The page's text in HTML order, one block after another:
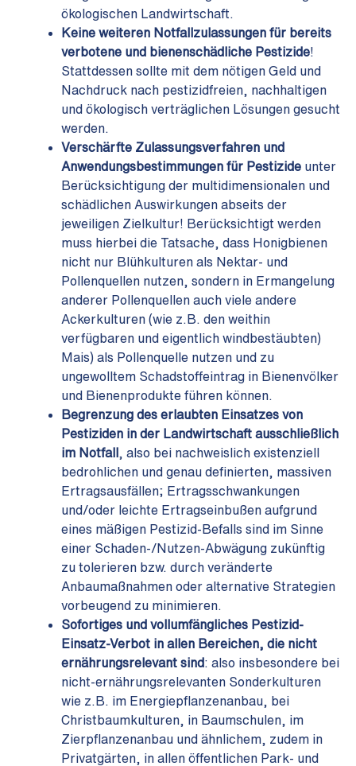
ökologischen Landwirtschaft.
Keine weiteren Notfallzulassungen für bereits
verbotene und bienenschädliche Pestizide!
Stattdessen sollte mit dem nötigen Geld und
Nachdruck nach pestizidfreien, nachhaltigen
und ökologisch verträglichen Lösungen gesucht
werden.
Verschärfte Zulassungsverfahren und
Anwendungsbestimmungen für Pestizide unter
Berücksichtigung der multidimensionalen und
schädlichen Auswirkungen abseits der
jeweiligen Zielkultur! Berücksichtigt werden
muss hierbei die Tatsache, dass Honigbienen
nicht nur Blühkulturen als Nektar- und
Pollenquellen nutzen, sondern in Ermangelung
anderer Pollenquellen auch viele andere
Ackerkulturen (wie z.B. den weithin
verfügbaren und eigentlich windbestäubten)
Mais) als Pollenquelle nutzen und zu
ungewolltem Schadstoffeintrag in Bienenvölker
und Bienenprodukte führen können.
Begrenzung des erlaubten Einsatzes von
Pestiziden in der Landwirtschaft ausschließlich
im Notfall
, also bei nachweislich existenziell
bedrohlichen und genau definierten, massiven
Ertragsausfällen; Ertragsschwankungen
und/oder leichte Ertragseinbußen aufgrund
eines mäßigen Pestizid-Befalls sind im Sinne
einer Schaden-/Nutzen-Abwägung zukünftig
zu tolerieren bzw. durch veränderte
Anbaumaßnahmen oder alternative Strategien
vorbeugend zu minimieren.
Sofortiges und vollumfängliches Pestizid-
Einsatz-Verbot in allen Bereichen, die nicht
ernährungsrelevant sind: also insbesondere bei
nicht-ernährungsrelevanten Sonderkulturen
wie z.B. im Energiepflanzenanbau, bei
Christbaumkulturen, in Baumschulen, im
Zierpflanzenanbau und ähnlichem, zudem in
Privatgärten, in allen öffentlichen Park- und